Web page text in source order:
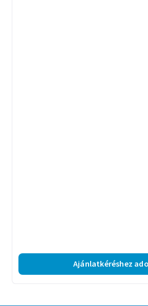
Ajánlatkéréshez